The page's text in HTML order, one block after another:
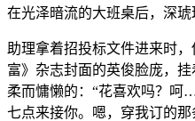
在光泽暗流的大班桌后，深琥
助理拿着招投标文件进来时
富》杂志封面的英俊脸庞，
柔而慵懒的：“花喜欢吗？
七点来接你。嗯，穿我订的那